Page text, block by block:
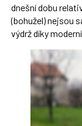
dnešní dobu
(bohužel) nejsou
výdrž díky